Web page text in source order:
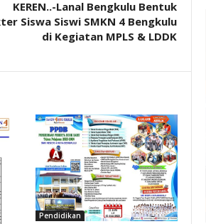
KEREN..-Lanal Bengkulu Bentuk
Siswa Siswi SMKN 4 Bengkulu
di Kegiatan MPLS & LDDK
Pendidikan